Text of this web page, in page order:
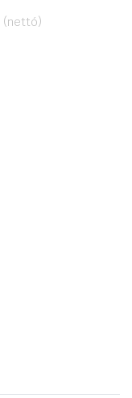
(nettó)